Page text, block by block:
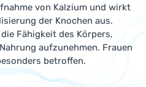
von Kalzium und wirkt
der Knochen aus.
Fähigkeit des Körpers,
aufzunehmen. Frauen
betroffen.